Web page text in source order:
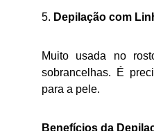
5. Depilação com
Muito usada no
sobrancelhas. É
para a pele.
Benefícios da